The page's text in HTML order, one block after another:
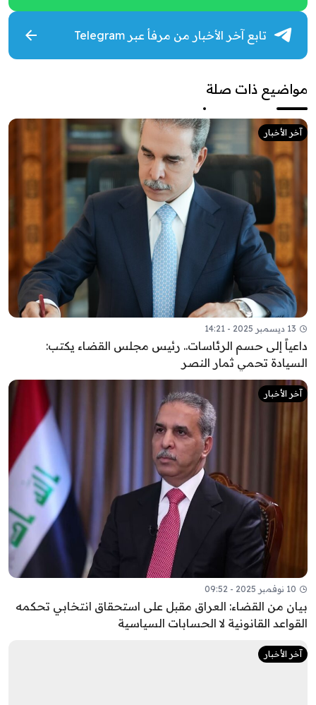
تابع آخر الأخبار من مرفأ عبر Telegram
مواضيع ذات صلة
آخر الأخبار
13 ديسمبر 2025 - 14:21
داعياً إلى حسم الرئاسات.. رئيس مجلس القضاء يكتب:
السيادة تحمي ثمار النصر
آخر الأخبار
10 نوفمبر 2025 - 09:52
بيان من القضاء: العراق مقبل على استحقاق انتخابي تحكمه
القواعد القانونية لا الحسابات السياسية
آخر الأخبار